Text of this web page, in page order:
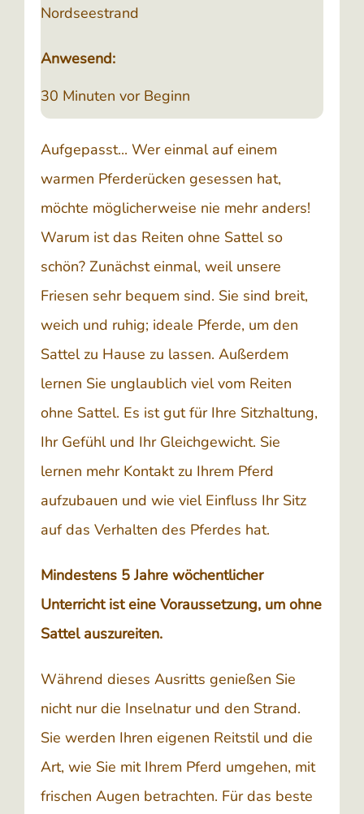
Nordseestrand
Anwesend:
30 Minuten vor Beginn
Aufgepasst... Wer einmal auf einem
warmen Pferderücken gesessen hat,
möchte möglicherweise nie mehr anders!
Warum ist das Reiten ohne Sattel so
schön? Zunächst einmal, weil unsere
Friesen sehr bequem sind. Sie sind breit,
weich und ruhig; ideale Pferde, um den
Sattel zu Hause zu lassen. Außerdem
lernen Sie unglaublich viel vom Reiten
ohne Sattel. Es ist gut für Ihre Sitzhaltung,
Ihr Gefühl und Ihr Gleichgewicht. Sie
lernen mehr Kontakt zu Ihrem Pferd
aufzubauen und wie viel Einfluss Ihr Sitz
auf das Verhalten des Pferdes hat.
Mindestens 5 Jahre wöchentlicher
Unterricht ist eine Voraussetzung, um ohne
Sattel auszureiten.
Während dieses Ausritts genießen Sie
nicht nur die Inselnatur und den Strand.
Sie werden Ihren eigenen Reitstil und die
Art, wie Sie mit Ihrem Pferd umgehen, mit
frischen Augen betrachten. Für das beste